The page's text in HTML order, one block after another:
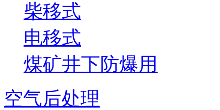
柴移式
电移式
煤矿井下防爆用
空气后处理